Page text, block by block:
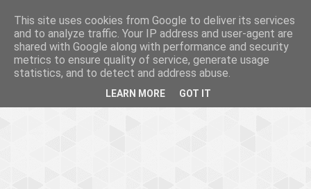
This site uses cookies from Google to deliver its services
and to analyze traffic. Your IP address and user-agent are
shared with Google along with performance and security
metrics to ensure quality of service, generate usage
statistics, and to detect and address abuse.
LEARN MORE GOT IT